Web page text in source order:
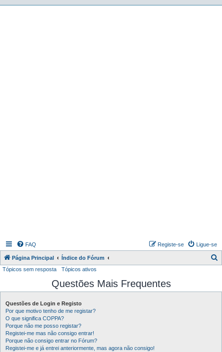
FAQ Ligue-se
Registe-se
Página Principal Índice do Fórum
q
Tópicos sem resposta Tópicos ativos
Questões Mais Frequentes
Questões de Login e Registo
Por que motivo tenho de me registar?
O que significa COPPA?
Porque não me posso registar?
Registei-me mas não consigo entrar!
Porque não consigo entrar no Fórum?
Registei-me e já entrei anteriormente, mas agora não consigo!